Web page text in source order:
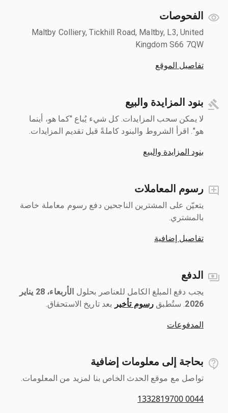
الفحوصات
Maltby Colliery, Tickhill Road, Maltby, L3, United
Kingdom S66 7QW
تفاصيل الموقع
بنود المزايدة والبيع
لا يمكن سحب المزايدات. كل شيء يُباع "كما هو، أينما
هو". اقرأ الشروط والبنود كاملةً قبل تقديم المزايدات.
بنود المزايدة والبيع
رسوم المعاملات
يتعيّن على المشترين الناجحين دفع رسوم معاملة خاصة
بالمشتري.
تفاصيل إضافية
الدفع
يجب دفع المبلغ الكامل للعناصر بحلول ‎
الأربعاء، 28 يناير
2026
رسوم تأخير بعد تاريخ الاستحقاق.
المدفوعات
بحاجة إلى معلومات إضافية
تواصل مع موقع الحدث الخاص بنا لمزيد من المعلومات.
0044 1332819700